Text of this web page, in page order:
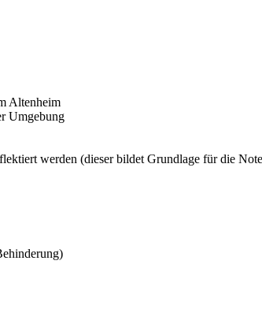
Altenheim
Umgebung
werden (dieser bildet Grundlage für die